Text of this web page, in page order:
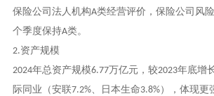
保险公司法人机构A类经营评价，保险公司风
个季度保持A类。
2.资产规模
2024年总资产规模6.77万亿元，较2023年底增
际同业（安联7.2%、日本生命3.8%），体现更